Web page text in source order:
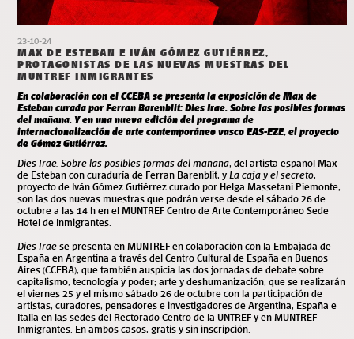
23-10-24
MAX DE ESTEBAN E IVÁN GÓMEZ GUTIÉRREZ,
PROTAGONISTAS DE LAS NUEVAS MUESTRAS DEL
MUNTREF INMIGRANTES
En colaboración con el CCEBA se presenta la exposición de Max de
Esteban curada por Ferran Barenblit: Dies Irae. Sobre las posibles formas
del mañana. Y en una nueva edición del programa de
internacionalización de arte contemporáneo vasco EAS-EZE, el proyecto
de Gómez Gutiérrez.
Dies Irae. Sobre las posibles formas del mañana, del artista español Max
de Esteban con curaduría de Ferran Barenblit, y La caja y el secreto,
proyecto de Iván Gómez Gutiérrez curado por Helga Massetani Piemonte,
son las dos nuevas muestras que podrán verse desde el sábado 26 de
octubre a las 14 h en el MUNTREF Centro de Arte Contemporáneo Sede
Hotel de Inmigrantes.
Dies Irae se presenta en MUNTREF en colaboración con la Embajada de
España en Argentina a través del Centro Cultural de España en Buenos
Aires (CCEBA), que también auspicia las dos jornadas de debate sobre
capitalismo, tecnología y poder; arte y deshumanización, que se realizarán
el viernes 25 y el mismo sábado 26 de octubre con la participación de
artistas, curadores, pensadores e investigadores de Argentina, España e
Italia en las sedes del Rectorado Centro de la UNTREF y en MUNTREF
Inmigrantes. En ambos casos, gratis y sin inscripción.